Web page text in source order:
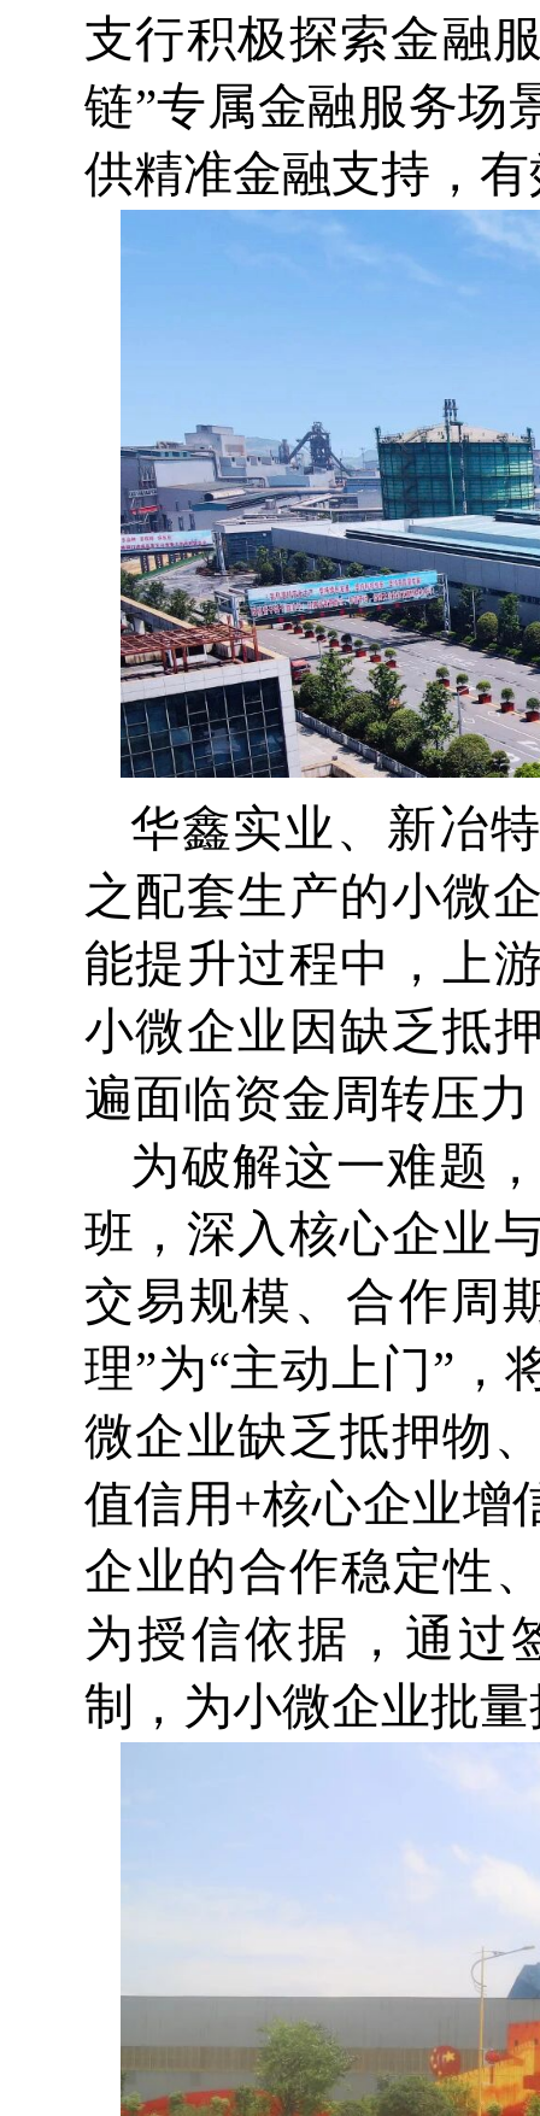
支行积极探索金融
链”专属金融服务场
供精准金融支持，
华鑫实业、新冶
之配套生产的小微
能提升过程中，上
小微企业因缺乏抵
遍面临资金周转压
为破解这一难题
班，深入核心企业
交易规模、合作周
理”为“主动上门”，
微企业缺乏抵押物
值信用+核心企业增
企业的合作稳定性
为授信依据，通过
制，为小微企业批